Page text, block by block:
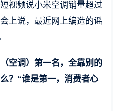
视频说小米空调销量超过
上说，最近网上编造的谣
空调）第一名，全靠别的
？“谁是第一，消费者心